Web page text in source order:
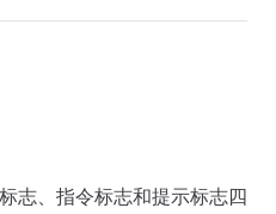
志、指令标志和提示标志四